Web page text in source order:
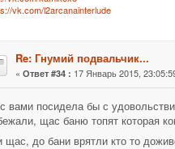
vk.com/l2arcanainterlude
Re: Гнумий подвальчик...
« Ответ #34 : 17 Январь 2015,
вами посидела бы с
щас баню топят которая
щас, до бани врятли кто то